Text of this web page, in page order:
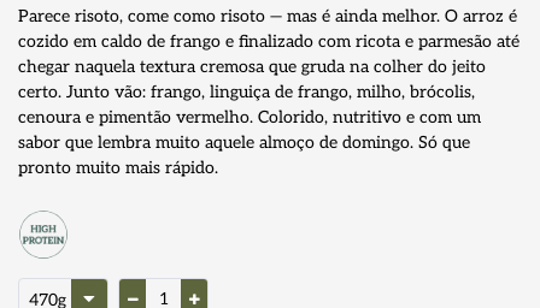
Parece risoto, come como risoto — mas é ainda melhor. O arroz é
cozido em caldo de frango e finalizado com ricota e parmesão até
chegar naquela textura cremosa que gruda na colher do jeito
certo. Junto vão: frango, linguiça de frango, milho, brócolis,
cenoura e pimentão vermelho. Colorido, nutritivo e com um
sabor que lembra muito aquele almoço de domingo. Só que
pronto muito mais rápido.